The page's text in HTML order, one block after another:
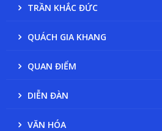
TRẦN KHẮC ĐỨC
QUÁCH GIA KHANG
QUAN ĐIỂM
DIỄN ĐÀN
VĂN HÓA